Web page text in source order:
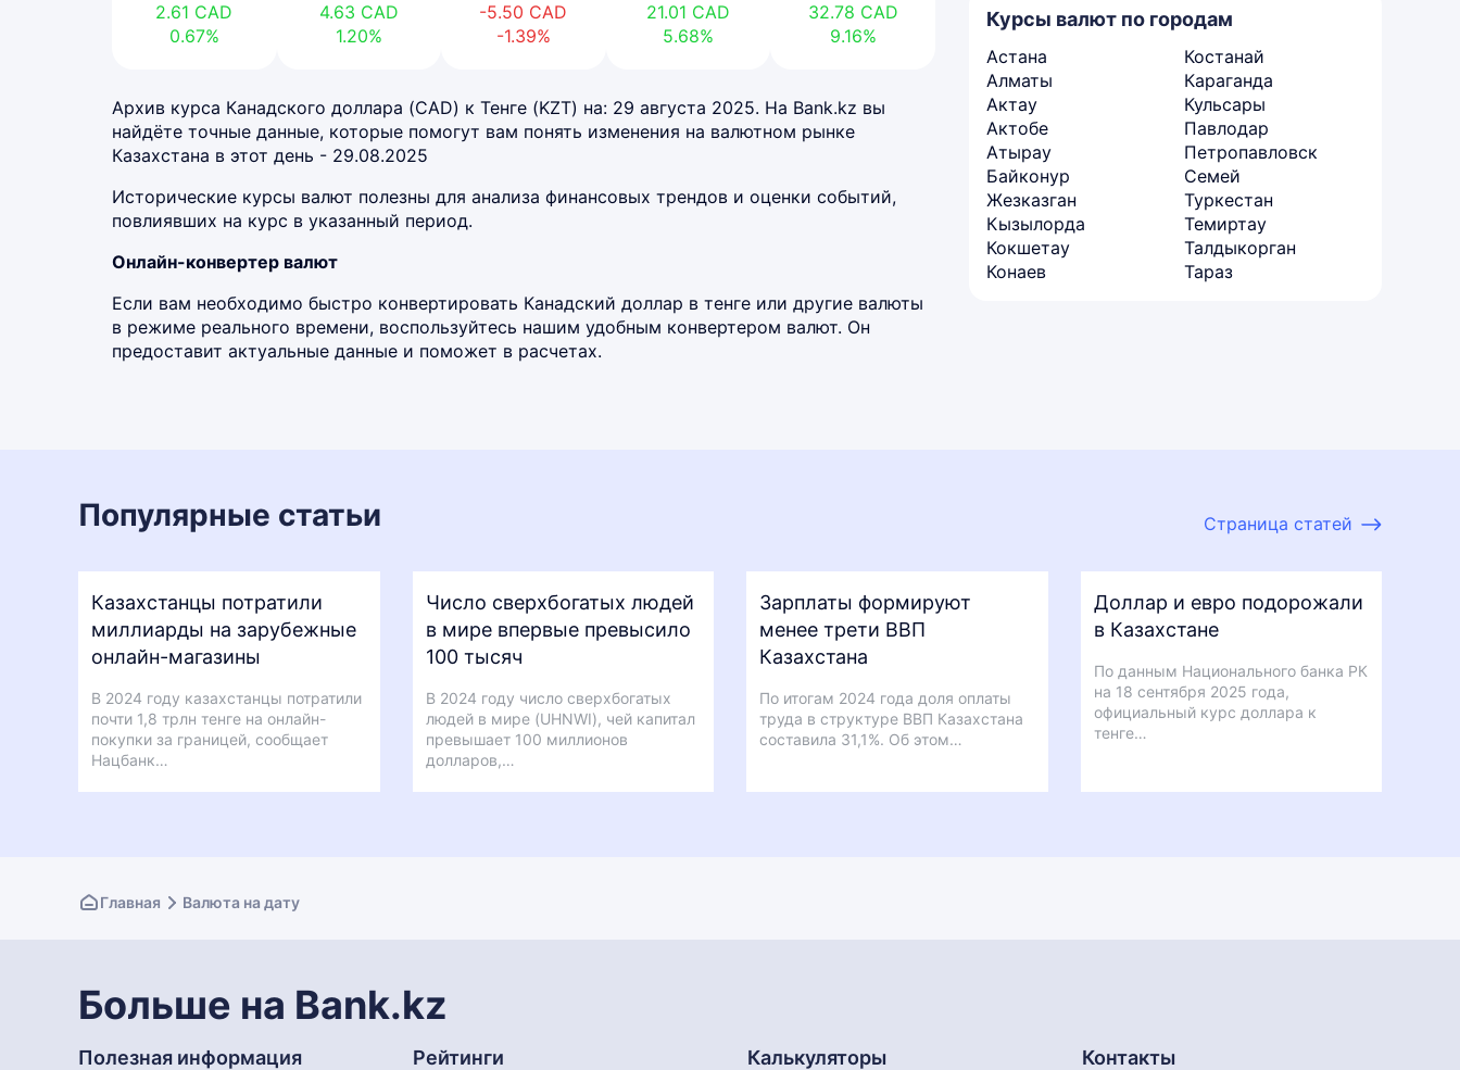
2.61 CAD
0.67%
4.63 CAD
1.20%
-5.50 CAD
-1.39%
21.01 CAD
5.68%
32.78 CAD
9.16%
Архив курса Канадского доллара (CAD) к Тенге (KZT) на: 29 августа 2025. На Bank.kz вы
найдёте точные данные, которые помогут вам понять изменения на валютном рынке
Казахстана в этот день - 29.08.2025
Исторические курсы валют полезны для анализа финансовых трендов и оценки событий,
повлиявших на курс в указанный период.
Онлайн-конвертер валют
Если вам необходимо быстро конвертировать Канадский доллар в тенге или другие валюты
в режиме реального времени, воспользуйтесь нашим удобным конвертером валют. Он
предоставит актуальные данные и поможет в расчетах.
Курсы валют по городам
Астана
Алматы
Актау
Актобе
Атырау
Байконур
Жезказган
Кызылорда
Кокшетау
Конаев
Костанай
Караганда
Кульсары
Павлодар
Петропавловск
Семей
Туркестан
Темиртау
Талдыкорган
Тараз
Популярные статьи Страница статей
Казахстанцы потратили
миллиарды на зарубежные
онлайн-магазины
В 2024 году казахстанцы потратили
почти 1,8 трлн тенге на онлайн-
покупки за границей, сообщает
Нацбанк…
Число сверхбогатых людей
в мире впервые превысило
100 тысяч
В 2024 году число сверхбогатых
людей в мире (UHNWI), чей капитал
превышает 100 миллионов
долларов,…
Зарплаты формируют
менее трети ВВП
Казахстана
По итогам 2024 года доля оплаты
труда в структуре ВВП Казахстана
составила 31,1%. Об этом…
Доллар и евро подорожали
в Казахстане
По данным Национального банка РК
на 18 сентября 2025 года,
официальный курс доллара к
тенге…
Главная Валюта на дату
Больше на Bank.kz
Полезная информация Рейтинги Калькуляторы Контакты